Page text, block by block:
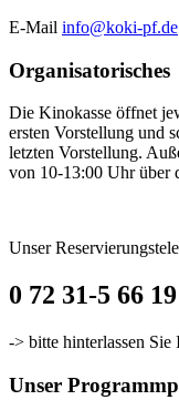
E-Mail info@koki-pf.de
Organisatorisches
Die Kinokasse öffnet
ersten Vorstellung und
letzten Vorstellung.
von 10-13:00 Uhr über
Unser
0 72 31-5 66
-> bitte hinterlassen
Unser